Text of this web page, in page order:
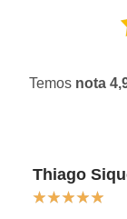
Temos nota
Thiago
★★★★★